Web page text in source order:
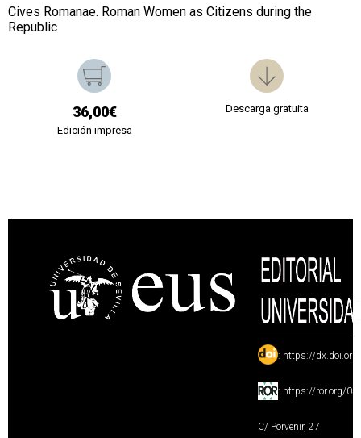
Cives Romanae. Roman Women as Citizens during the
Republic
36,00€
Edición impresa
Descarga gratuita
: https://
: https://ror.org/
C/ Porvenir, 27